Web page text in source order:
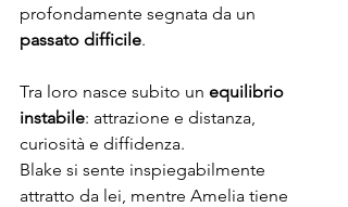
profondamente segnata da un
passato difficile.
Tra loro nasce subito un equilibrio
instabile: attrazione e distanza,
curiosità e diffidenza.
Blake si sente inspiegabilmente
attratto da lei, mentre Amelia tiene